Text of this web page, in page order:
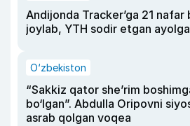
Andijonda Tracker’ga 21 nafar
joylab, YTH sodir etgan
O‘zbekiston
“Sakkiz qator she’rim
bo‘lgan”. Abdulla Oripovni
asrab qolgan voqea